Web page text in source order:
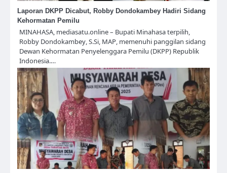
Laporan DKPP Dicabut, Robby Dondokambey Hadiri Sidang
Kehormatan Pemilu
MINAHASA, mediasatu.online – Bupati Minahasa terpilih,
Robby Dondokambey, S.Si, MAP, memenuhi panggilan sidang
Dewan Kehormatan Penyelenggara Pemilu (DKPP) Republik
Indonesia.…